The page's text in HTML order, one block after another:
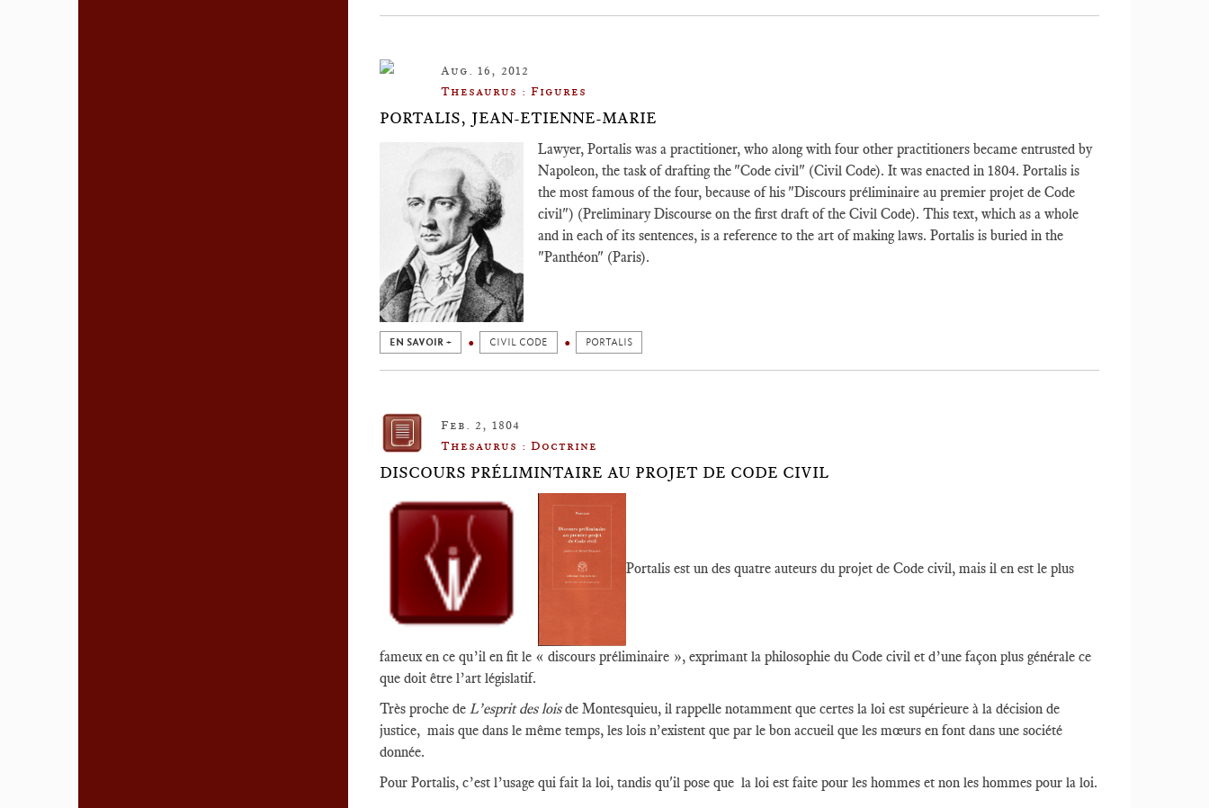
Aug. 16, 2012
Thesaurus : Figures
PORTALIS, JEAN-ETIENNE-MARIE
Lawyer, Portalis was a practitioner, who along with four other practitioners became entrusted by
Napoleon, the task of drafting the "Code civil" (Civil Code). It was enacted in 1804. Portalis is
the most famous of the four, because of his "Discours préliminaire au premier projet de Code
civil") (Preliminary Discourse on the first draft of the Civil Code). This text, which as a whole
and in each of its sentences, is a reference to the art of making laws. Portalis is buried in the
"Panthéon" (Paris).
EN SAVOIR + CIVIL CODE PORTALIS
Feb. 2, 1804
Thesaurus : Doctrine
DISCOURS PRÉLIMINTAIRE AU PROJET DE CODE CIVIL
Portalis est un des quatre auteurs du projet de Code civil, mais il en est le plus
fameux en ce qu’il en fit le « discours préliminaire », exprimant la philosophie du Code civil et d’une façon plus générale ce
que doit être l’art législatif.
Très proche de L’esprit des loisde Montesquieu, il rappelle notamment que certes la loi est supérieure à la décision de
justice, mais que dans le même temps, les lois n’existent que par le bon accueil que les mœurs en font dans une société
donnée.
Pour Portalis, c’est l’usage qui fait la loi, tandis qu'il pose que la loi est faite pour les hommes et non les hommes pour la loi.